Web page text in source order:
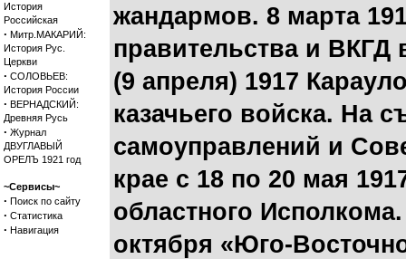
История
Российская
· Митр.МАКАРИЙ:
История Рус.
Церкви
· СОЛОВЬЕВ:
История России
· ВЕРНАДСКИЙ:
Древняя Русь
· Журнал
ДВУГЛАВЫЙ
ОРЕЛЪ 1921 год
~Сервисы~
· Поиск по сайту
· Статистика
· Навигация
жандармов. 8 марта
правительства и ВКГД
(9 апреля) 1917
казачьего войска. На
самоуправлений и
крае с 18 по 20 мая
областного
октября «Юго-